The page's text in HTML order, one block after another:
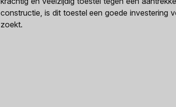
constructie, is dit toestel een goede investering
zoekt.